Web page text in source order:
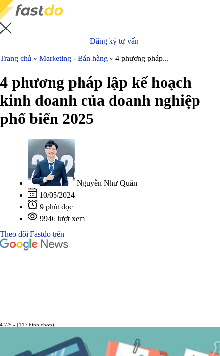
Đăng ký tư vấn
Trang chủ » Marketing - Bán hàng » 4 phương pháp...
4 phương pháp lập kế hoạch
kinh doanh của doanh nghiệp
phổ biến 2025
Nguyễn Như Quân
10/05/2024
9 phút đọc
9946 lượt xem
Theo dõi Fastdo trên
4.7/5 - (117 bình chọn)